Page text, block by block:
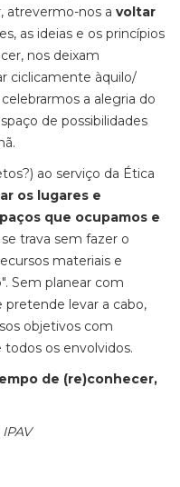
atrevermo-nos a voltar
as ideias e os princípios
nos deixam
ciclicamente àquilo/
a alegria do
de possibilidades
ao serviço da Ética
os lugares e
que ocupamos e
trava sem fazer o
materiais e
Sem planear com
pretende levar a cabo,
objetivos com
todos os envolvidos.
de (re)conhecer,